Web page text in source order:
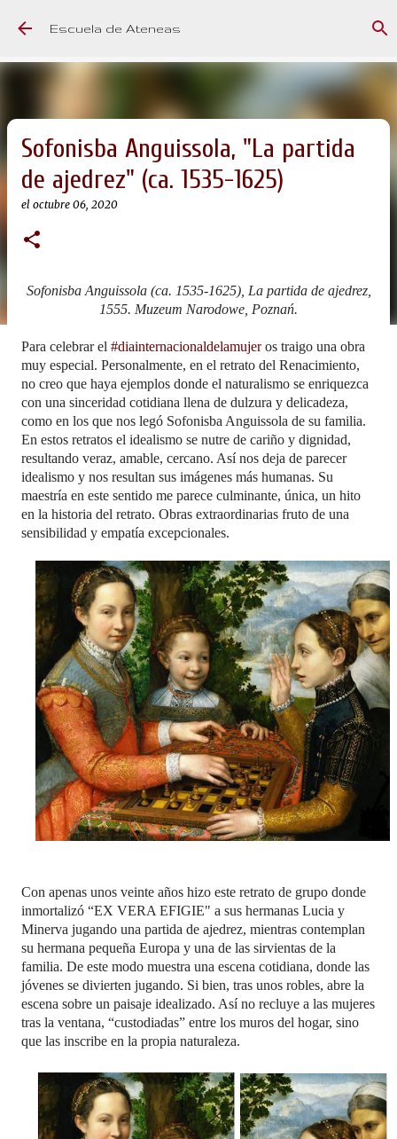
Ir al contenido principal
Escuela de Ateneas
Sofonisba Anguissola, "La partida
de ajedrez" (ca. 1535-1625)
el octubre 06, 2020
Sofonisba Anguissola (ca. 1535-1625), La partida de ajedrez,
1555. Muzeum Narodowe, Poznań.
Para celebrar el #diainternacionaldelamujer os traigo una obra
muy especial. Personalmente, en el retrato del Renacimiento,
no creo que haya ejemplos donde el naturalismo se enriquezca
con una sinceridad cotidiana llena de dulzura y delicadeza,
como en los que nos legó Sofonisba Anguissola de su familia.
En estos retratos el idealismo se nutre de cariño y dignidad,
resultando veraz, amable, cercano. Así nos deja de parecer
idealismo y nos resultan sus imágenes más humanas. Su
maestría en este sentido me parece culminante, única, un hito
en la historia del retrato. Obras extraordinarias fruto de una
sensibilidad y empatía excepcionales.
Con apenas unos veinte años hizo este retrato de grupo donde
inmortalizó “EX VERA EFIGIE" a sus hermanas Lucia y
Minerva jugando una partida de ajedrez, mientras contemplan
su hermana pequeña Europa y una de las sirvientas de la
familia. De este modo muestra una escena cotidiana, donde las
jóvenes se divierten jugando. Si bien, tras unos robles, abre la
escena sobre un paisaje idealizado. Así no recluye a las mujeres
tras la ventana, “custodiadas” entre los muros del hogar, sino
que las inscribe en la propia naturaleza.